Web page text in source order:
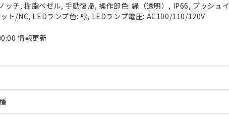
チ, 樹脂ベゼル, 手動復帰, 操作部色: 緑（透明）, IP66, プッシュイ
ト/NC, LEDランプ色: 緑, LEDランプ電圧: AC100/110/120V
情報更新